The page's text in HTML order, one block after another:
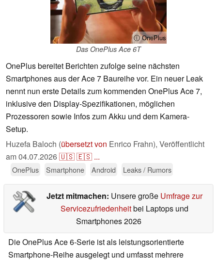
ⓘ OnePlus
Das OnePlus Ace 6T
OnePlus bereitet Berichten zufolge seine nächsten
Smartphones aus der Ace 7 Baureihe vor. Ein neuer Leak
nennt nun erste Details zum kommenden OnePlus Ace 7,
inklusive den Display-Spezifikationen, möglichen
Prozessoren sowie Infos zum Akku und dem Kamera-
Setup.
Huzefa Baloch (übersetzt von Enrico Frahn), Veröffentlicht
am04.07.2026🇺🇸🇪🇸 ...
OnePlus Smartphone Android Leaks / Rumors
Jetzt mitmachen: Unsere große Umfrage zur
Servicezufriedenheitbei Laptops und
Smartphones 2026
Die OnePlus Ace 6-Serie ist als leistungsorientierte
Smartphone-Reihe ausgelegt und umfasst mehrere